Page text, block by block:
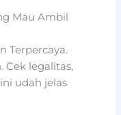
Mau Ambil
Terpercaya.
Cek legalitas,
udah jelas